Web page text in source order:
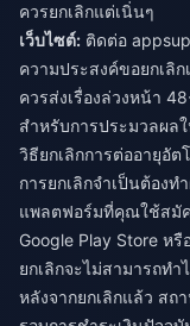
ควรยกเลิกแต่เนิ่นๆ
เว็บไซต์: ติดต่อ
ความประสงค์ขอยกเลิ
ควรส่งเรื่องล่วงหน้า
สำหรับการประมวลผล
วิธียกเลิกการต่ออายุอั
การยกเลิกจำเป็นต้อง
แพลตฟอร์มที่คุณใช้สมัค
Google Play Store ห
ยกเลิกจะไม่สามารถท
หลังจากยกเลิกแล้ว สถ